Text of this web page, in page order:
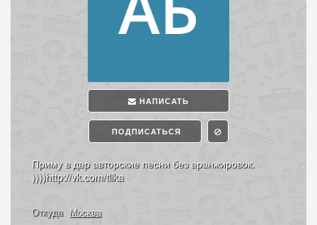
НАПИСАТЬ
ПОДПИСАТЬСЯ
Приму в дар авторские песни без аранжировок.
))))http://vk.com/tlika
Откуда Москва